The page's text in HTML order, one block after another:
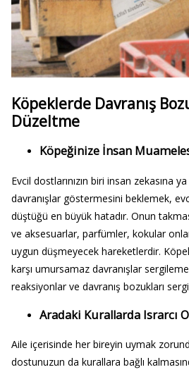
Köpeklerde Davranış
Düzeltme
Köpeğinize İnsan
Evcil dostlarınızın biri insan zekasına
davranışlar göstermesini beklemek,
düştüğü en büyük hatadır. Onun
ve aksesuarlar, parfümler, kokular
uygun düşmeyecek hareketlerdir.
karşı umursamaz davranışlar
reaksiyonlar ve davranış bozukları
Aradaki Kurallarda Israrcı
Aile içerisinde her bireyin uymak
dostunuzun da kurallara bağlı